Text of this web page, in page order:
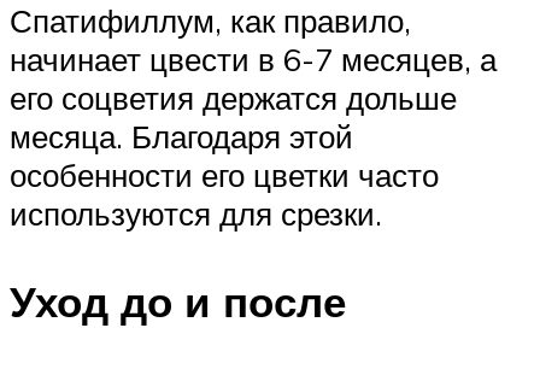
Спатифиллум, как правило,
начинает цвести в 6-7 месяцев, а
его соцветия держатся дольше
месяца. Благодаря этой
особенности его цветки часто
используются для срезки.
Уход до и после